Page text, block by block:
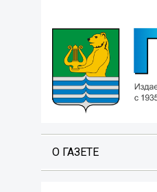
О ГАЗЕТЕ